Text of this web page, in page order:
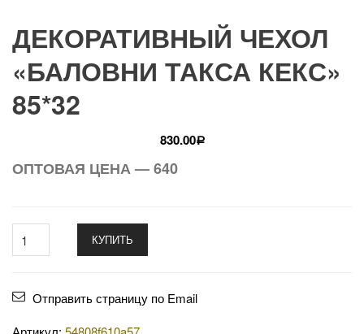
ДЕКОРАТИВНЫЙ ЧЕХОЛ
«БАЛОВНИ ТАКСА КЕКС»
85*32
830.00Р
ОПТОВАЯ ЦЕНА — 640
КУПИТЬ
Отправить страницу по Email